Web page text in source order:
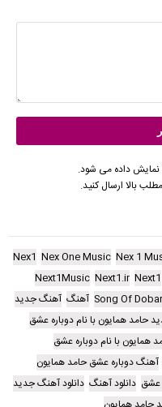
نمایش داده می شود.
بالا ارسال کنید.
Nex 1
Nex One Music
Nex1
Next1
Next1.ir
Next1Music
Song Of آهنگ آهنگ جدید
حامد همایون با نام دوباره عشق
همایون با نام دوباره عشق
آهنگ دوباره عشق حامد همایون
عشق دانلود آهنگ دانلود آهنگ جدید